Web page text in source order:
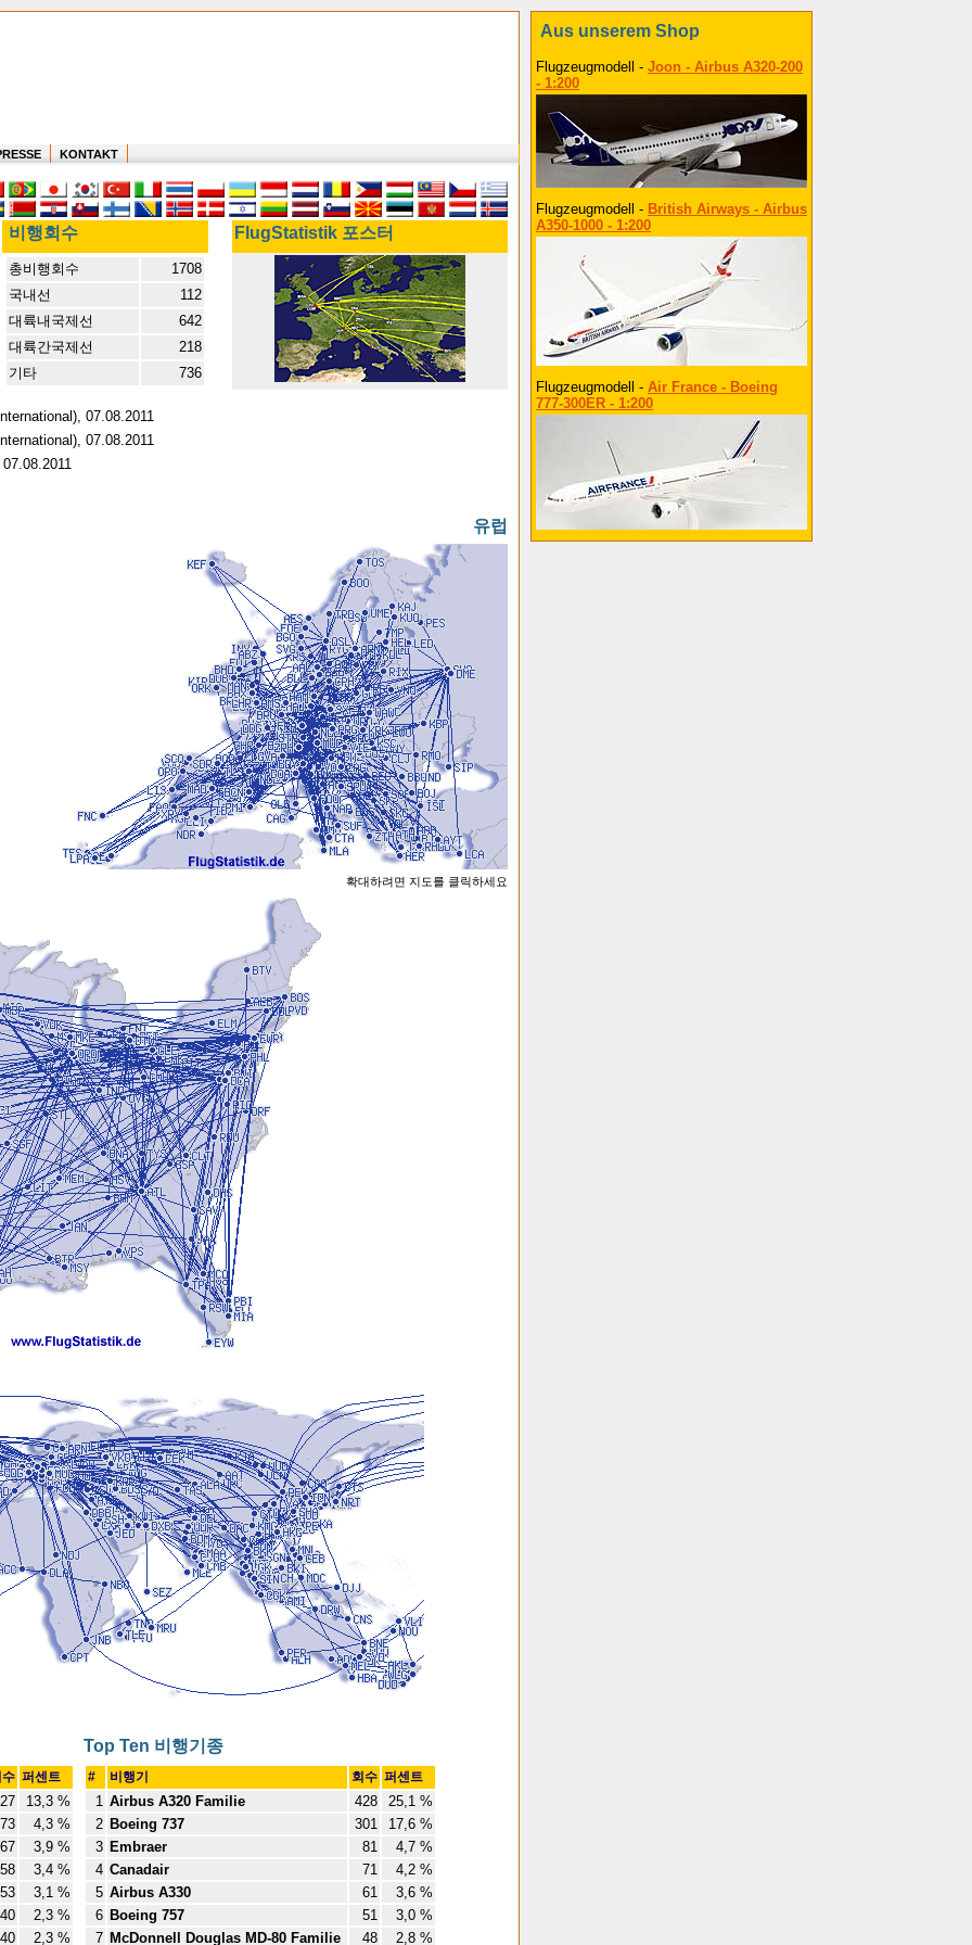
KONTAKT
비행회수 FlugStatistik 포스터
총비행회수
1708
국내선
112
대륙내국제선
642
대륙간국제선
218
기타
736
07.08.2011
07.08.2011
유럽
확대하려면 지도를 클릭하세요
퍼센트
13,3 %
73
4,3 %
67
3,9 %
58
3,4 %
53
3,1 %
40
2,3 %
40
2,3 %
Top Ten 비행기종
# 비행기 회수 퍼센트
1 Airbus A320 Familie 428
25,1 %
2 Boeing 737 301
17,6 %
3 Embraer 81
4,7 %
4 Canadair 71
4,2 %
5 Airbus A330 61
3,6 %
6 Boeing 757 51
3,0 %
7 McDonnell Douglas MD-80 Familie 48 2,8 %
Aus unserem Shop
Flugzeugmodell - Joon - Airbus A320-200
- 1:200
Flugzeugmodell - British Airways - Airbus
A350-1000 - 1:200
Flugzeugmodell - Air France - Boeing
777-300ER - 1:200